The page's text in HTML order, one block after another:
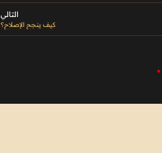
التالي
كيف ينجح الإصلاح؟
*